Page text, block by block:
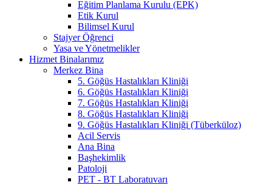
Eğitim Planlama Kurulu (EPK)
Etik Kurul
Bilimsel Kurul
Stajyer Öğrenci
Yasa ve Yönetmelikler
Hizmet Binalarımız
Merkez Bina
5. Göğüs Hastalıkları Kliniği
6. Göğüs Hastalıkları Kliniği
7. Göğüs Hastalıkları Kliniği
8. Göğüs Hastalıkları Kliniği
9. Göğüs Hastalıkları Kliniği (Tüberküloz)
Acil Servis
Ana Bina
Başhekimlik
Patoloji
PET - BT Laboratuvarı